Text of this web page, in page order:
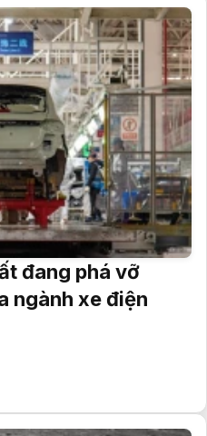
đang phá vỡ
ngành xe điện